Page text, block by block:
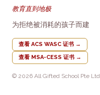
教育直到地极
为拒绝被消耗的孩子而建
查看 ACS WASC 证书 →
查看 MSA-CESS 证书 →
© 2026 All Gifted School Pte Ltd